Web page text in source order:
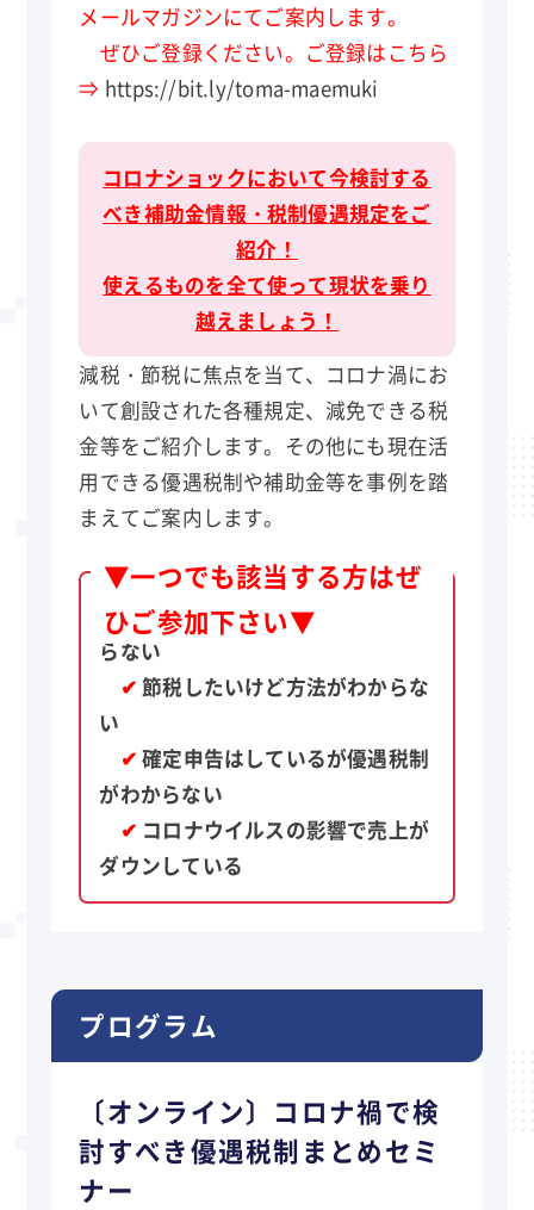
メールマガジンにてご案内します。
ぜひご登録ください。ご登録はこちら
⇒ https://bit.ly/toma-maemuki
コロナショックにおいて今検討する
べき補助金情報・税制優遇規定をご
紹介！
使えるものを全て使って現状を乗り
越えましょう！
減税・節税に焦点を当て、コロナ渦にお
いて創設された各種規定、減免できる税
金等をご紹介します。その他にも現在活
用できる優遇税制や補助金等を事例を踏
まえてご案内します。
▼一つでも該当する方はぜ
ひご参加下さい▼
✔自社が申請できる補助金がわか
らない
✔ 節税したいけど方法がわからな
い
✔ 確定申告はしているが優遇税制
がわからない
✔ コロナウイルスの影響で売上が
ダウンしている
プログラム
〔オンライン〕コロナ禍で検
討すべき優遇税制まとめセミ
ナー